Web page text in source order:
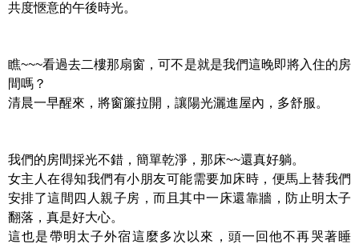
共度愜意的午後時光。
瞧~~~看過去二樓那扇窗，可不是就是我們這晚即將入住的房
間嗎？
清晨一早醒來，將窗簾拉開，讓陽光灑進屋內，多舒服。
我們的房間採光不錯，簡單乾淨，那床~~還真好躺。
女主人在得知我們有小朋友可能需要加床時，便馬上替我們
安排了這間四人親子房，而且其中一床還靠牆，防止明太子
翻落，真是好大心。
這也是帶明太子外宿這麼多次以來，頭一回他不再哭著睡